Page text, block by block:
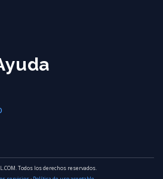
Todos los derechos reservados.